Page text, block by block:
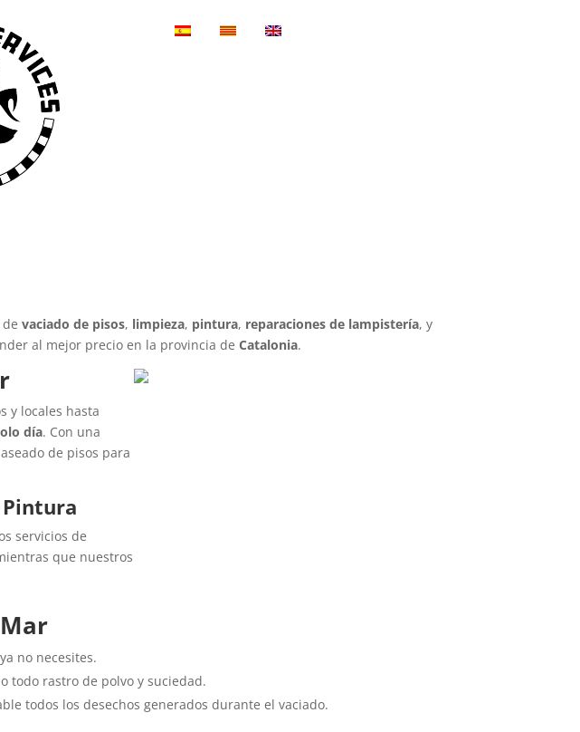
devaciado de pisos, limpieza, pintura, reparaciones de lampistería, y
al mejor precio en la provincia deCatalonia.
y locales hasta
día. Con una
de pisos para
Pintura
servicios de
que nuestros
no necesites.
todo rastro de polvo y suciedad.
todos los desechos generados durante el vaciado.